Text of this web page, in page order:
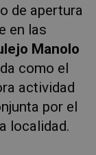
de apertura
en las
Manolo
como el
actividad
por el
localidad.